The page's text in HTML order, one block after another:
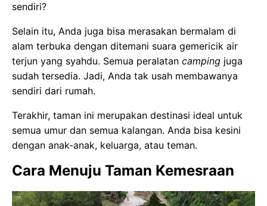
sendiri?
Selain itu, Anda juga bisa merasakan bermalam di
alam terbuka dengan ditemani suara gemericik air
terjun yang syahdu. Semua peralatan camping juga
sudah tersedia. Jadi, Anda tak usah membawanya
sendiri dari rumah.
Terakhir, taman ini merupakan destinasi ideal untuk
semua umur dan semua kalangan. Anda bisa kesini
dengan anak-anak, keluarga, atau teman.
Cara Menuju Taman Kemesraan